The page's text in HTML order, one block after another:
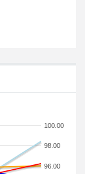
96.00
98.00
100.00